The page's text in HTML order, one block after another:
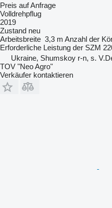
Preis auf Anfrage
Volldrehpflug
2019
Zustand neu
Arbeitsbreite 3,3 m Anzahl der
Erforderliche Leistung der SZM
Ukraine, Shumskoy r-n, s.
TOV "Neo Agro"
Verkäufer kontaktieren